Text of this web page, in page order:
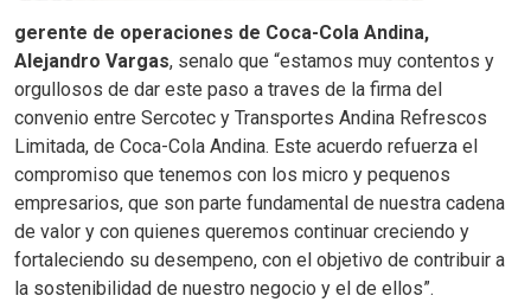
gerente de operaciones de Coca-Cola Andina,
Alejandro Vargas, senalo que “estamos muy contentos y
orgullosos de dar este paso a traves de la firma del
convenio entre Sercotec y Transportes Andina Refrescos
Limitada, de Coca-Cola Andina. Este acuerdo refuerza el
compromiso que tenemos con los micro y pequenos
empresarios, que son parte fundamental de nuestra cadena
de valor y con quienes queremos continuar creciendo y
fortaleciendo su desempeno, con el objetivo de contribuir a
la sostenibilidad de nuestro negocio y el de ellos”.